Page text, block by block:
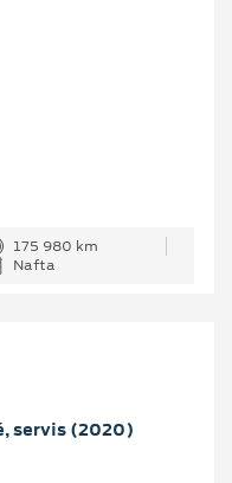
175 980 km
Nafta
servis (2020)